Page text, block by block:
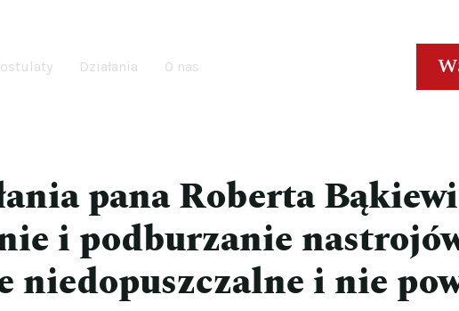
Działania O nas
pana Roberta
i podburzanie
niedopuszczalne i nie